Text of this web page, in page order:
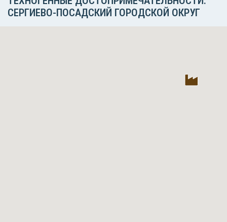
СЕРГИЕВО-ПОСАДСКИЙ ГОРОДСКОЙ ОКРУГ